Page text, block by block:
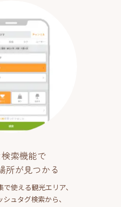
索機能で
所が見つかる
使える観光エリア、
ュタグ検索から、